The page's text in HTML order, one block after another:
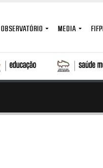
OBSERVATÓRIO MEDIA